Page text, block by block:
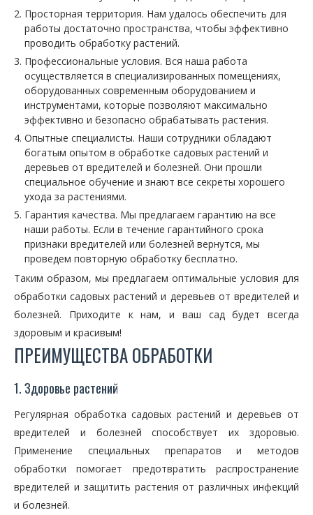
Просторная территория. Нам удалось обеспечить для
работы достаточно пространства, чтобы эффективно
проводить обработку растений.
Профессиональные условия. Вся наша работа
осуществляется в специализированных помещениях,
оборудованных современным оборудованием и
инструментами, которые позволяют максимально
эффективно и безопасно обрабатывать растения.
Опытные специалисты. Наши сотрудники обладают
богатым опытом в обработке садовых растений и
деревьев от вредителей и болезней. Они прошли
специальное обучение и знают все секреты хорошего
ухода за растениями.
Гарантия качества. Мы предлагаем гарантию на все
наши работы. Если в течение гарантийного срока
признаки вредителей или болезней вернутся, мы
проведем повторную обработку бесплатно.
Таким образом, мы предлагаем оптимальные условия для
обработки садовых растений и деревьев от вредителей и
болезней. Приходите к нам, и ваш сад будет всегда
здоровым и красивым!
ПРЕИМУЩЕСТВА ОБРАБОТКИ
1. Здоровье растений
Регулярная обработка садовых растений и деревьев от
вредителей и болезней способствует их здоровью.
Применение специальных препаратов и методов
обработки помогает предотвратить распространение
вредителей и защитить растения от различных инфекций
и болезней.